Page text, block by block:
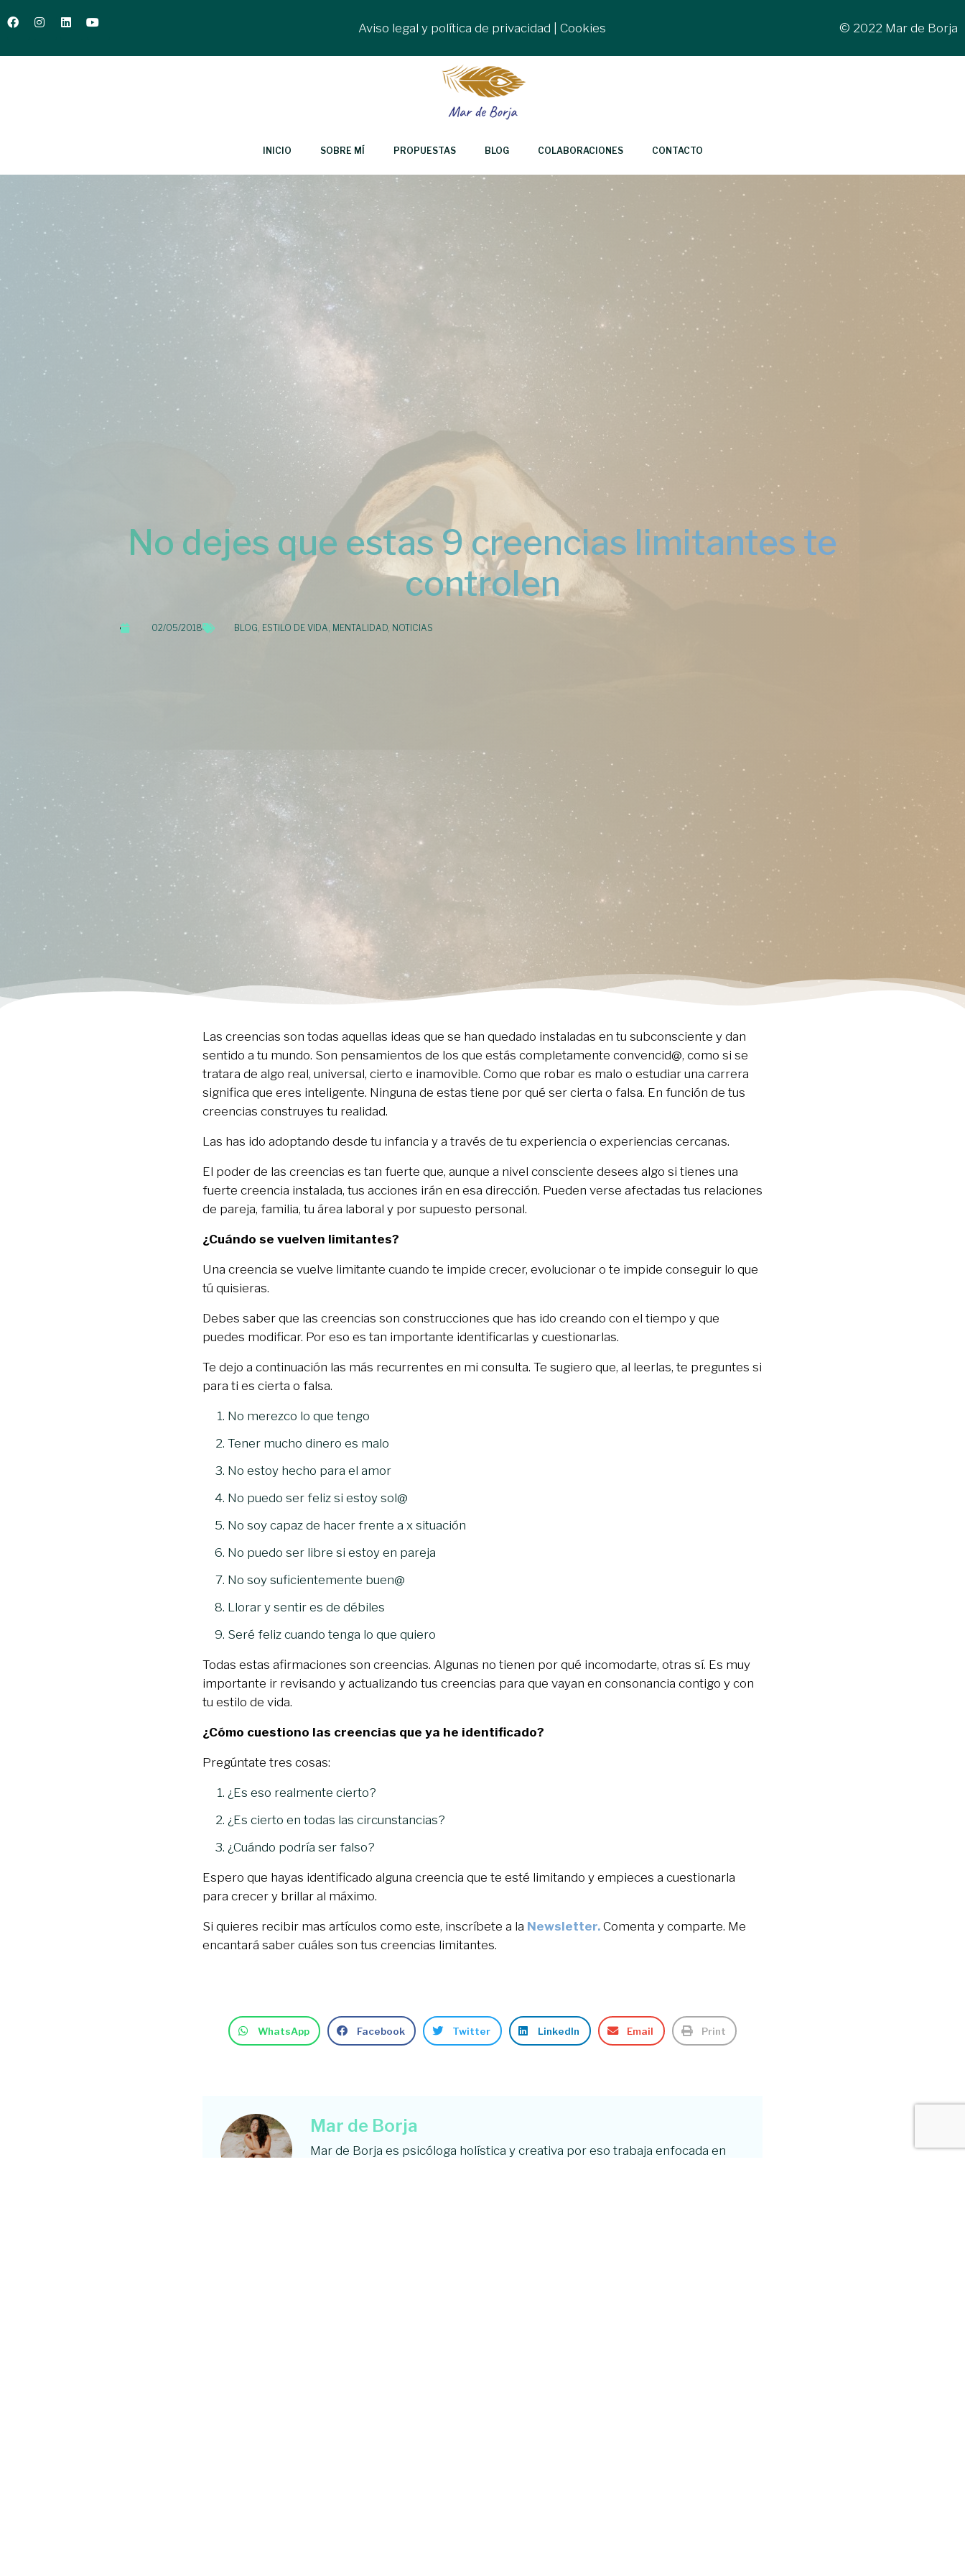
Aviso legal y política de privacidad |Cookies © 2022 Mar de Borja
INICIO SOBRE MÍ PROPUESTAS BLOG COLABORACIONES CONTACTO
No dejes que estas 9 creencias limitantes te
controlen
02/05/2018 BLOG, ESTILO DE VIDA, MENTALIDAD, NOTICIAS
Las creencias son todas aquellas ideas que se han quedado instaladas en tu subconsciente y dan
sentido a tu mundo. Son pensamientos de los que estás completamente convencid@, como si se
tratara de algo real, universal, cierto e inamovible. Como que robar es malo o estudiar una carrera
significa que eres inteligente. Ninguna de estas tiene por qué ser cierta o falsa. En función de tus
creencias construyes tu realidad.
Las has ido adoptando desde tu infancia y a través de tu experiencia o experiencias cercanas.
El poder de las creencias es tan fuerte que, aunque a nivel consciente desees algo si tienes una
fuerte creencia instalada, tus acciones irán en esa dirección. Pueden verse afectadas tus relaciones
de pareja, familia, tu área laboral y por supuesto personal.
¿Cuándo se vuelven limitantes?
Una creencia se vuelve limitante cuando te impide crecer, evolucionar o te impide conseguir lo que
tú quisieras.
Debes saber que las creencias son construcciones que has ido creando con el tiempo y que
puedes modificar. Por eso es tan importante identificarlas y cuestionarlas.
Te dejo a continuación las más recurrentes en mi consulta. Te sugiero que, al leerlas, te preguntes si
para ti es cierta o falsa.
No merezco lo que tengo
Tener mucho dinero es malo
No estoy hecho para el amor
No puedo ser feliz si estoy sol@
No soy capaz de hacer frente a x situación
No puedo ser libre si estoy en pareja
No soy suficientemente buen@
Llorar y sentir es de débiles
Seré feliz cuando tenga lo que quiero
Todas estas afirmaciones son creencias. Algunas no tienen por qué incomodarte, otras sí. Es muy
importante ir revisando y actualizando tus creencias para que vayan en consonancia contigo y con
tu estilo de vida.
¿Cómo cuestiono las creencias que ya he identificado?
Pregúntate tres cosas:
¿Es eso realmente cierto?
¿Es cierto en todas las circunstancias?
¿Cuándo podría ser falso?
Espero que hayas identificado alguna creencia que te esté limitando y empieces a cuestionarla
para crecer y brillar al máximo.
Si quieres recibir mas artículos como este, inscríbete a la Newsletter. Comenta y comparte. Me
encantará saber cuáles son tus creencias limitantes.
WhatsApp Facebook Twitter LinkedIn Email Print
Mar de Borja
Mar de Borja es psicóloga holística y creativa por eso trabaja enfocada en